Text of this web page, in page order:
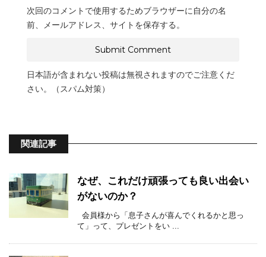
次回のコメントで使用するためブラウザーに自分の名
前、メールアドレス、サイトを保存する。
日本語が含まれない投稿は無視されますのでご注意くだ
さい。（スパム対策）
関連記事
なぜ、これだけ頑張っても良い出会い
がないのか？
会員様から「息子さんが喜んでくれるかと思っ
て」って、プレゼントをい ...